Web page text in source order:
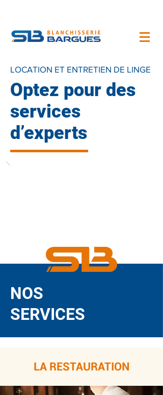
LOCATION ET ENTRETIEN DE LINGE
Optez pour des
services
d’experts
NOS
SERVICES
LA RESTAURATION